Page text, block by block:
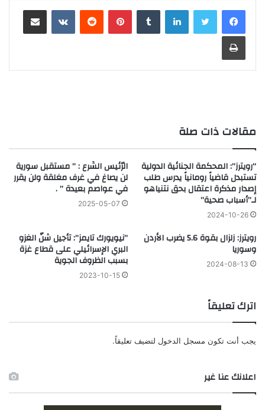
لينكدإن بينتيريست
مقالات ذات صلة
“رويترز”: المحكمة الجنائية الدولية
تستبدل قاضياً رومانياً يدرس طلب
إصدار مذكرة اعتقال بحق نتنياهو
لـ”أسباب صحية”
2024-10-26
الرّئيس الشّرع : ” مستقبل سورية
لن يصاغ في غرف مغلقة ولن يقرر
في عواصم بعيدة ” .
2025-05-07
رويترز: زلزال بقوة 5.6 يضرب الأردن
وسوريا
2024-08-13
‏”نيويورك تايمز”: تأجيل شنّ الغزو
البري الإسرائيلي على قطاع غزة
بسبب الظروف الجوية
2023-10-15
اترك تعليقاً
يجب أنت تكون مسجل الدخول لتضيف تعليقاً.
اعلانك عنا غير